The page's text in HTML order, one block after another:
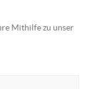
Mithilfe zu unser